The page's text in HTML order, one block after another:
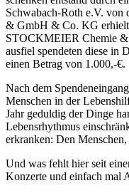
Schwabach-Roth e.V.
& GmbH & Co. KG
STOCKMEIER Chemie
ausfiel spendeten diese in
einen Betrag von 1.000,-€.
Nach dem
Menschen in der
Jahr geduldig der Dinge
Lebensrhythmus
erkranken: Den
Und was fehlt hier seit
Konzerte und einfach mal